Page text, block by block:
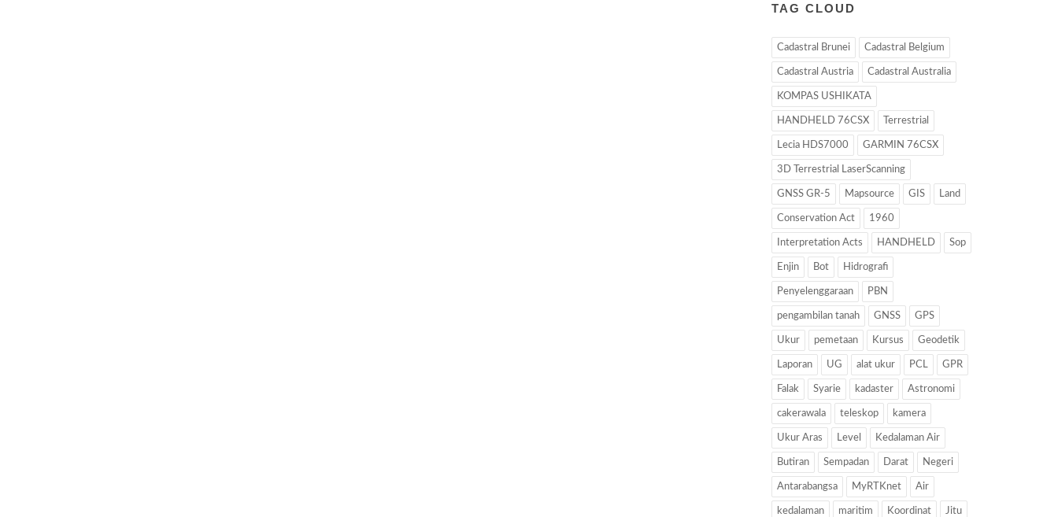
TAG CLOUD
Cadastral Brunei Cadastral Belgium
Cadastral Austria Cadastral Australia
KOMPAS USHIKATA
HANDHELD 76CSX Terrestrial
Lecia HDS7000 GARMIN 76CSX
3D Terrestrial LaserScanning
GNSS GR-5 Mapsource GIS Land
Conservation Act 1960
Interpretation Acts HANDHELD Sop
Enjin Bot Hidrografi
Penyelenggaraan PBN
pengambilan tanah GNSS GPS
Ukur pemetaan Kursus Geodetik
Laporan UG alat ukur PCL GPR
Falak Syarie kadaster Astronomi
cakerawala teleskop kamera
Ukur Aras Level Kedalaman Air
Butiran Sempadan Darat Negeri
Antarabangsa MyRTKnet Air
kedalaman maritim Koordinat Jitu